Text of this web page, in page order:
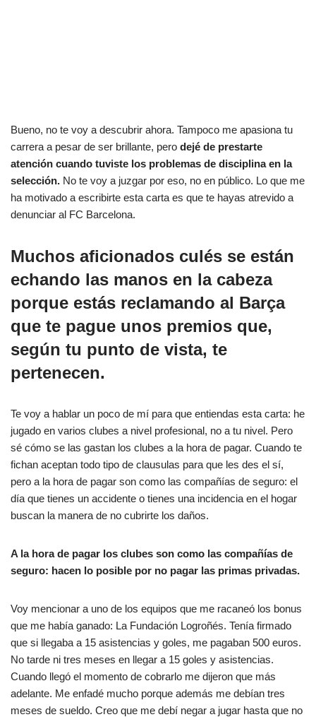
Bueno, no te voy a descubrir ahora. Tampoco me apasiona tu
carrera a pesar de ser brillante, pero dejé de prestarte
atención cuando tuviste los problemas de disciplina en la
selección. No te voy a juzgar por eso, no en público. Lo que me
ha motivado a escribirte esta carta es que te hayas atrevido a
denunciar al FC Barcelona.
Muchos aficionados culés se están
echando las manos en la cabeza
porque estás reclamando al Barça
que te pague unos premios que,
según tu punto de vista, te
pertenecen.
Te voy a hablar un poco de mí para que entiendas esta carta: he
jugado en varios clubes a nivel profesional, no a tu nivel. Pero
sé cómo se las gastan los clubes a la hora de pagar. Cuando te
fichan aceptan todo tipo de clausulas para que les des el sí,
pero a la hora de pagar son como las compañías de seguro: el
día que tienes un accidente o tienes una incidencia en el hogar
buscan la manera de no cubrirte los daños.
A la hora de pagar los clubes son como las compañías de
seguro: hacen lo posible por no pagar las primas privadas.
Voy mencionar a uno de los equipos que me racaneó los bonus
que me había ganado: La Fundación Logroñés. Tenía firmado
que si llegaba a 15 asistencias y goles, me pagaban 500 euros.
No tarde ni tres meses en llegar a 15 goles y asistencias.
Cuando llegó el momento de cobrarlo me dijeron que más
adelante. Me enfadé mucho porque además me debían tres
meses de sueldo. Creo que me debí negar a jugar hasta que no